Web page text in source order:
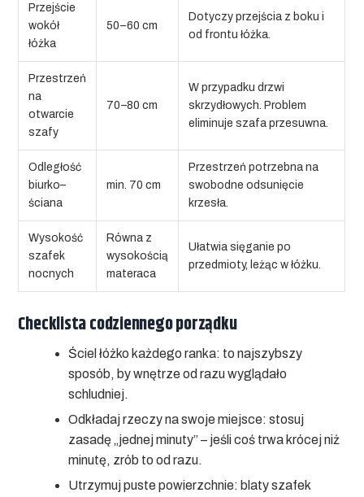
Przejście
wokół
łóżka
50–60 cm
Dotyczy przejścia z boku i
od frontu łóżka.
Przestrzeń
na
otwarcie
szafy
70–80 cm
W przypadku drzwi
skrzydłowych. Problem
eliminuje szafa przesuwna.
Odległość
biurko–
ściana
min. 70 cm
Przestrzeń potrzebna na
swobodne odsunięcie
krzesła.
Wysokość
szafek
nocnych
Równa z
wysokością
materaca
Ułatwia sięganie po
przedmioty, leżąc w łóżku.
Checklista codziennego porządku
Ściel łóżko każdego ranka: to najszybszy
sposób, by wnętrze od razu wyglądało
schludniej.
Odkładaj rzeczy na swoje miejsce: stosuj
zasadę „jednej minuty” – jeśli coś trwa krócej niż
minutę, zrób to od razu.
Utrzymuj puste powierzchnie: blaty szafek